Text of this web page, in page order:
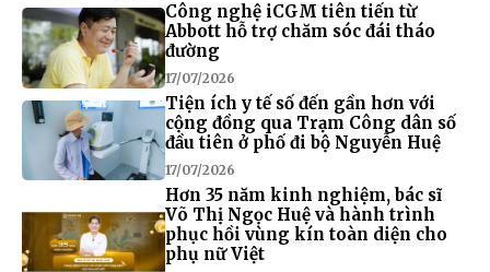
Công nghệ iCGM tiên tiến từ
Abbott hỗ trợ chăm sóc đái tháo
đường
17/07/2026
Tiện ích y tế số đến gần hơn với
cộng đồng qua Trạm Công dân số
đầu tiên ở phố đi bộ Nguyễn Huệ
17/07/2026
Hơn 35 năm kinh nghiệm, bác sĩ
Võ Thị Ngọc Huệ và hành trình
phục hồi vùng kín toàn diện cho
phụ nữ Việt